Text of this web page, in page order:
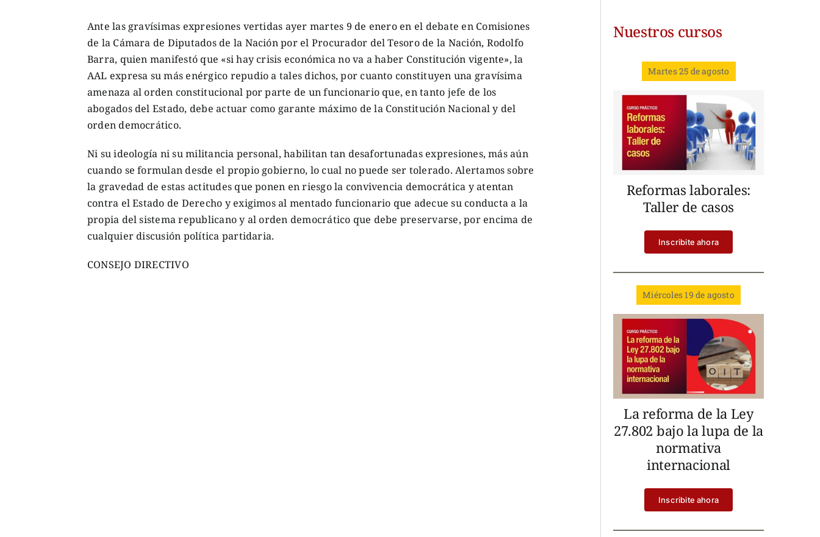
Ante las gravísimas expresiones vertidas ayer martes 9 de enero en el debate en Comisiones
de la Cámara de Diputados de la Nación por el Procurador del Tesoro de la Nación, Rodolfo
Barra, quien manifestó que «si hay crisis económica no va a haber Constitución vigente», la
AAL expresa su más enérgico repudio a tales dichos, por cuanto constituyen una gravísima
amenaza al orden constitucional por parte de un funcionario que, en tanto jefe de los
abogados del Estado, debe actuar como garante máximo de la Constitución Nacional y del
orden democrático.
Ni su ideología ni su militancia personal, habilitan tan desafortunadas expresiones, más aún
cuando se formulan desde el propio gobierno, lo cual no puede ser tolerado. Alertamos sobre
la gravedad de estas actitudes que ponen en riesgo la convivencia democrática y atentan
contra el Estado de Derecho y exigimos al mentado funcionario que adecue su conducta a la
propia del sistema republicano y al orden democrático que debe preservarse, por encima de
cualquier discusión política partidaria.
CONSEJO DIRECTIVO
Nuestros cursos
Martes 25 de agosto
Reformas laborales:
Taller de casos
Inscribite ahora
Miércoles 19 de agosto
La reforma de la Ley
27.802 bajo la lupa de la
normativa
internacional
Inscribite ahora